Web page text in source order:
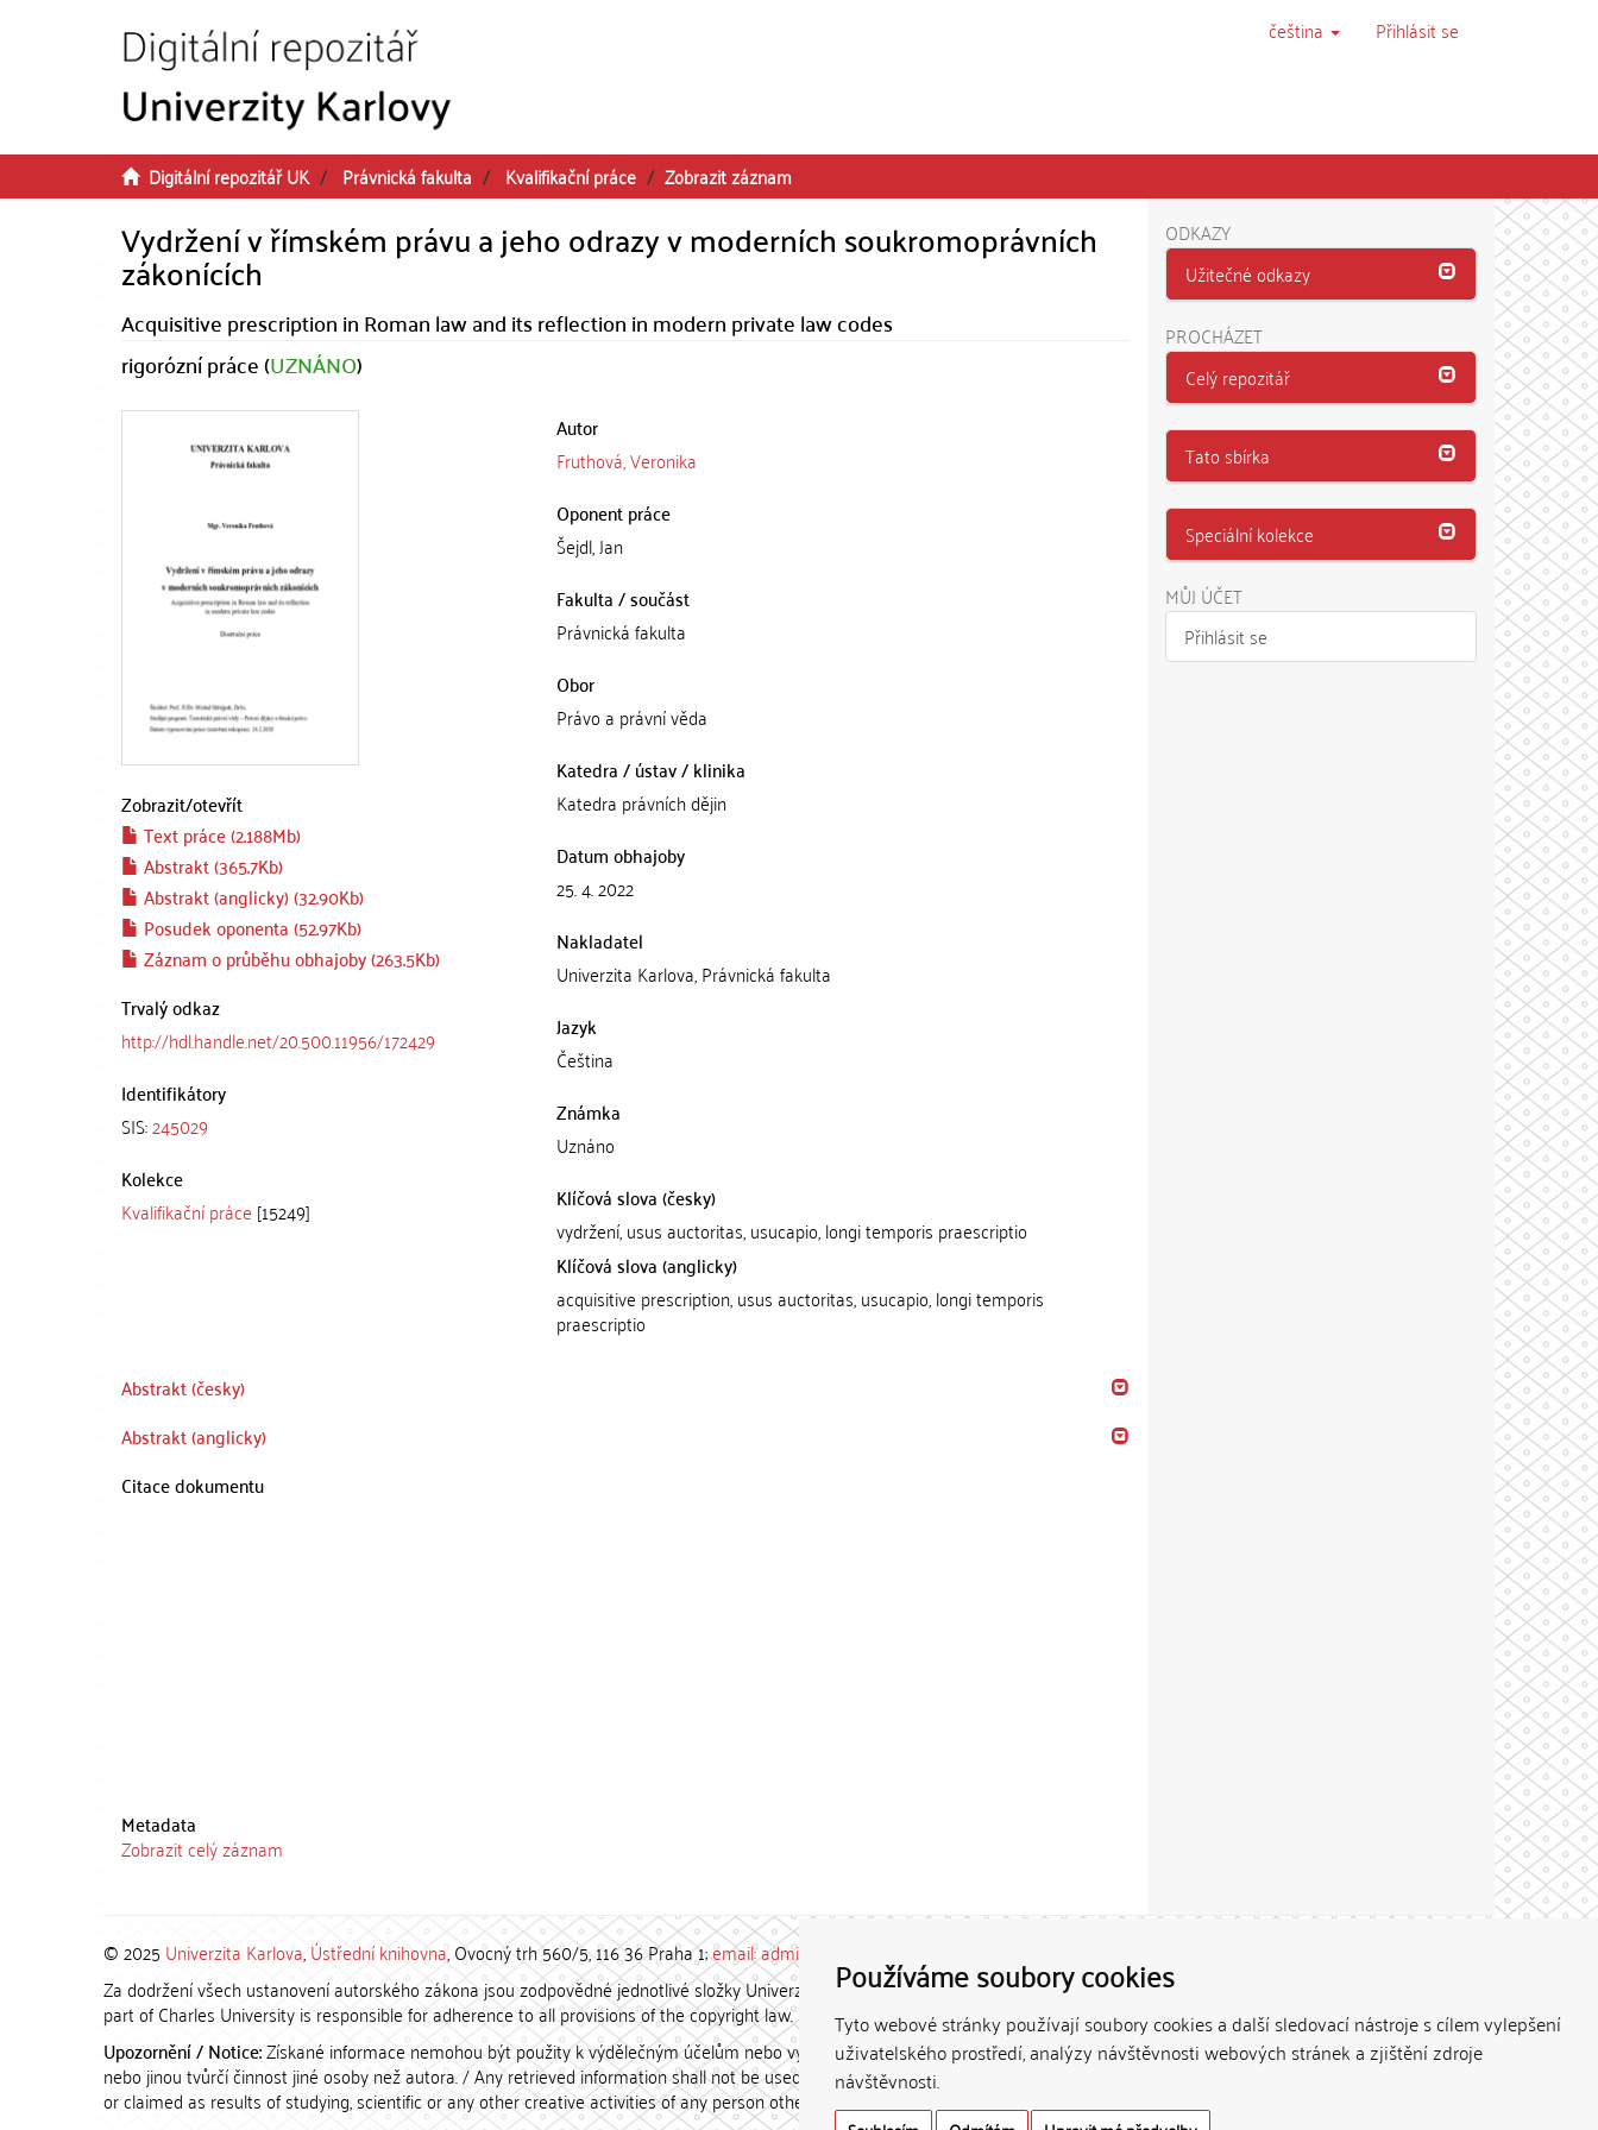
Používáme soubory cookies
Tyto webové stránky používají soubory cookies a další sledovací nástroje s cílem vylepšení
uživatelského prostředí, analýzy návštěvnosti webových stránek a zjištění zdroje
návštěvnosti.
čeština Přihlásit se
Digitální repozitář UK Právnická fakulta Kvalifikační práce Zobrazit záznam
Vydržení v římském právu a jeho odrazy v moderních soukromoprávních
zákonících
Acquisitive prescription in Roman law and its reflection in modern private law codes
rigorózní práce (UZNÁNO)
Zobrazit/otevřít
Text práce (2.188Mb)
Abstrakt (365.7Kb)
Abstrakt (anglicky) (32.90Kb)
Posudek oponenta (52.97Kb)
Záznam o průběhu obhajoby (263.5Kb)
Trvalý odkaz
http://hdl.handle.net/20.500.11956/172429
Identifikátory
SIS:245029
Kolekce
Kvalifikační práce [15249]
Autor
Fruthová, Veronika
Oponent práce
Šejdl, Jan
Fakulta / součást
Právnická fakulta
Obor
Právo a právní věda
Katedra / ústav / klinika
Katedra právních dějin
Datum obhajoby
25. 4. 2022
Nakladatel
Univerzita Karlova, Právnická fakulta
Jazyk
Čeština
Známka
Uznáno
Klíčová slova (česky)
vydržení, usus auctoritas, usucapio, longi temporis praescriptio
Klíčová slova (anglicky)
acquisitive prescription, usus auctoritas, usucapio, longi temporis
praescriptio
Abstrakt (česky)
Abstrakt (anglicky)
Citace dokumentu
Metadata
Zobrazit celý záznam
ODKAZY
Užitečné odkazy
PROCHÁZET
Celý repozitář
Tato sbírka
Speciální kolekce
MŮJ ÚČET
Přihlásit se
© 2025 Univerzita Karlova,Ústřední knihovna, Ovocný trh 560/5, 116 36 Praha 1;email: admin-repozitar [at] cuni.cz
Za dodržení všech ustanovení autorského zákona jsou zodpovědné jednotlivé složky Univerzity Karlovy. / Each constituent
part of Charles University is responsible for adherence to all provisions of the copyright law.
Upozornění / Notice:Získané informace nemohou být použity k výdělečným účelům nebo vydávány za studijní, vědeckou
nebo jinou tvůrčí činnost jiné osoby než autora. / Any retrieved information shall not be used for any commercial purposes
or claimed as results of studying, scientific or any other creative activities of any person other than the author.